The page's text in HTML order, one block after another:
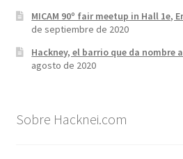
MICAM 90º fair meetup in Hall 1e,
de septiembre de 2020
Hackney, el barrio que da nombre
agosto de 2020
Sobre Hacknei.com